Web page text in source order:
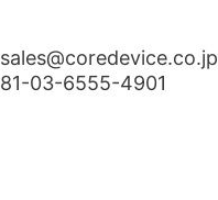
sales@coredevice.co.jp
81-03-6555-4901